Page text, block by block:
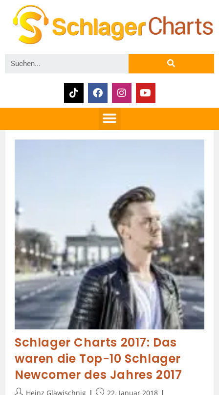
Schlager Charts 2017: Das
waren die Top-10 Schlager
Newcomer des Jahres 2017
Heinz Glawischnig
22. Januar 2018